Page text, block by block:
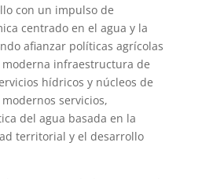
con un impulso de
centrado en el agua y la
afianzar políticas agrícolas
infraestructura de
hídricos y núcleos de
servicios,
del agua basada en la
territorial y el desarrollo